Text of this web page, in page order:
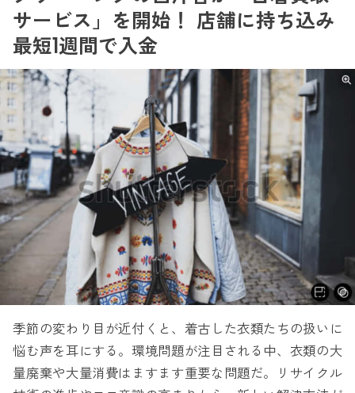
サービス」を開始！ 店舗に持ち込み
最短1週間で入金
季節の変わり目が近付くと、着古した衣類たちの扱いに
悩む声を耳にする。環境問題が注目される中、衣類の大
量廃棄や大量消費はますます重要な問題だ。リサイクル